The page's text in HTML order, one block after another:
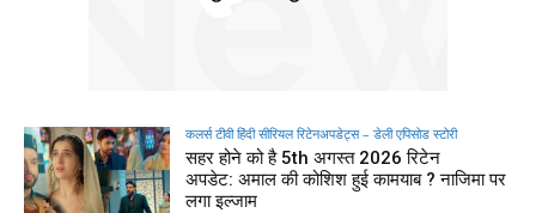
कलर्स टीवी हिंदी सीरियल रिटेनअपडेट्स – डेली एपिसोड स्टोरी
सहर होने को है 5th अगस्त 2026 रिटेन
अपडेट: अमाल की कोशिश हुई कामयाब ? नाजिमा पर
लगा इल्जाम